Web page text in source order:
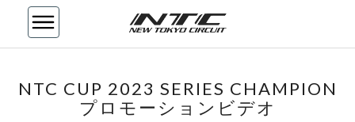
CUP
2023
NTC CUP 2023 SERIES CHAMPION
プロモーションビデオ